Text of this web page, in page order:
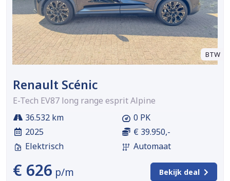
BTW
Renault Scénic
E-Tech EV87 long range esprit Alpine
36.532 km
2025
Elektrisch
0 PK
€ 39.950,-
Automaat
€ 626 p/m Bekijk deal